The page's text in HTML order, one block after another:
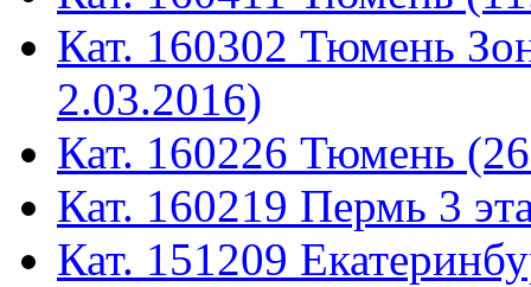
Кат. 160302 Тюмень
2.03.2016)
Кат. 160226 Тюмень
Кат. 160219 Пермь 3
Кат. 151209